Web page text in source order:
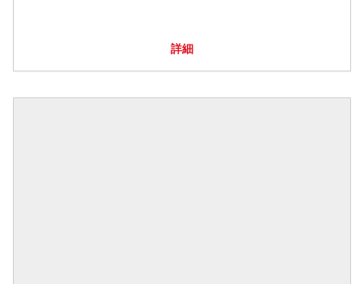
詳細